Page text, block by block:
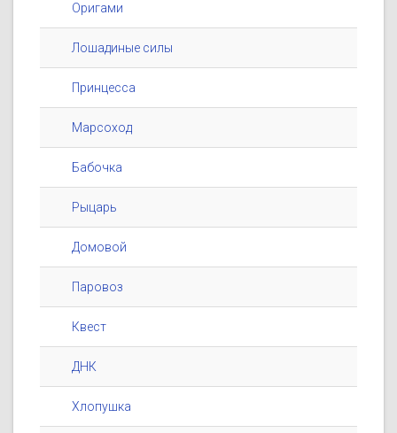
Оригами
Лошадиные силы
Принцесса
Марсоход
Бабочка
Рыцарь
Домовой
Паровоз
Квест
ДНК
Хлопушка